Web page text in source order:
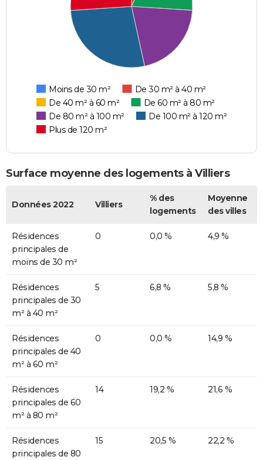
Moins de 30 m²
De 30 m² à 40 m²
De 40 m² à 60 m²
De 60 m² à 80 m²
De 80 m² à 100 m²
De 100 m² à 120 m²
Plus de 120 m²
Surface moyenne des logements à Villiers
Données 2022 Villiers
% des
logements
Moyenne
des villes
Résidences
principales de
moins de 30 m²
0 0,0 % 4,9 %
Résidences
principales de 30
m² à 40 m²
5 6,8 % 5,8 %
Résidences
principales de 40
m² à 60 m²
0 0,0 % 14,9 %
Résidences
principales de 60
m² à 80 m²
14 19,2 % 21,6 %
Résidences
principales de 80
15 20,5 % 22,2 %